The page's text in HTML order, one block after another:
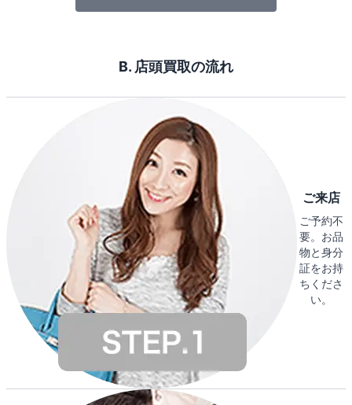
B. 店頭買取の流れ
ご来店
ご予約不
要。お品
物と身分
証をお持
ちくださ
い。